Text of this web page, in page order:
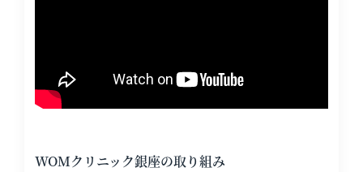
WOMクリニック銀座の取り組み